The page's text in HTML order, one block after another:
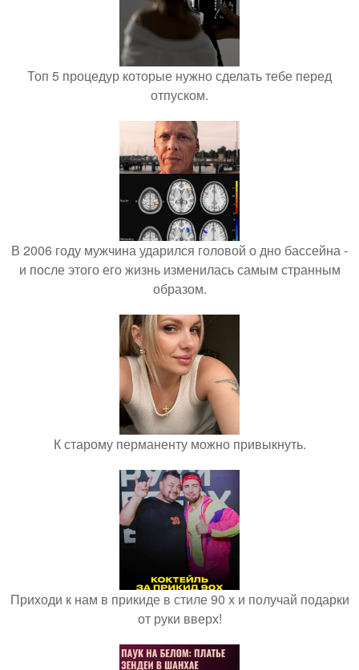
Топ 5 процедур которые нужно сделать тебе перед
отпуском.
В 2006 году мужчина ударился головой о дно бассейна -
и после этого его жизнь изменилась самым странным
образом.
К старому перманенту можно привыкнуть.
Приходи к нам в прикиде в стиле 90 х и получай подарки
от руки вверх!